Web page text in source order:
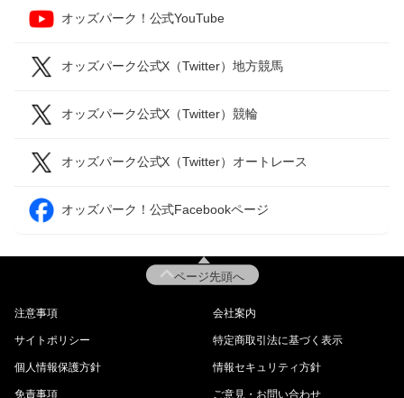
オッズパーク！公式YouTube
オッズパーク公式X（Twitter）地方競馬
オッズパーク公式X（Twitter）競輪
オッズパーク公式X（Twitter）オートレース
オッズパーク！公式Facebookページ
ページ先頭へ
注意事項 会社案内
サイトポリシー 特定商取引法に基づく表示
個人情報保護方針 情報セキュリティ方針
免責事項 ご意見・お問い合わせ